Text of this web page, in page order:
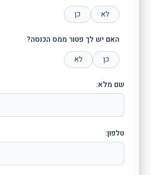
לא
כן
האם יש לך פטור ממס הכנסה?
כן
לא
שם מלא:
טלפון: